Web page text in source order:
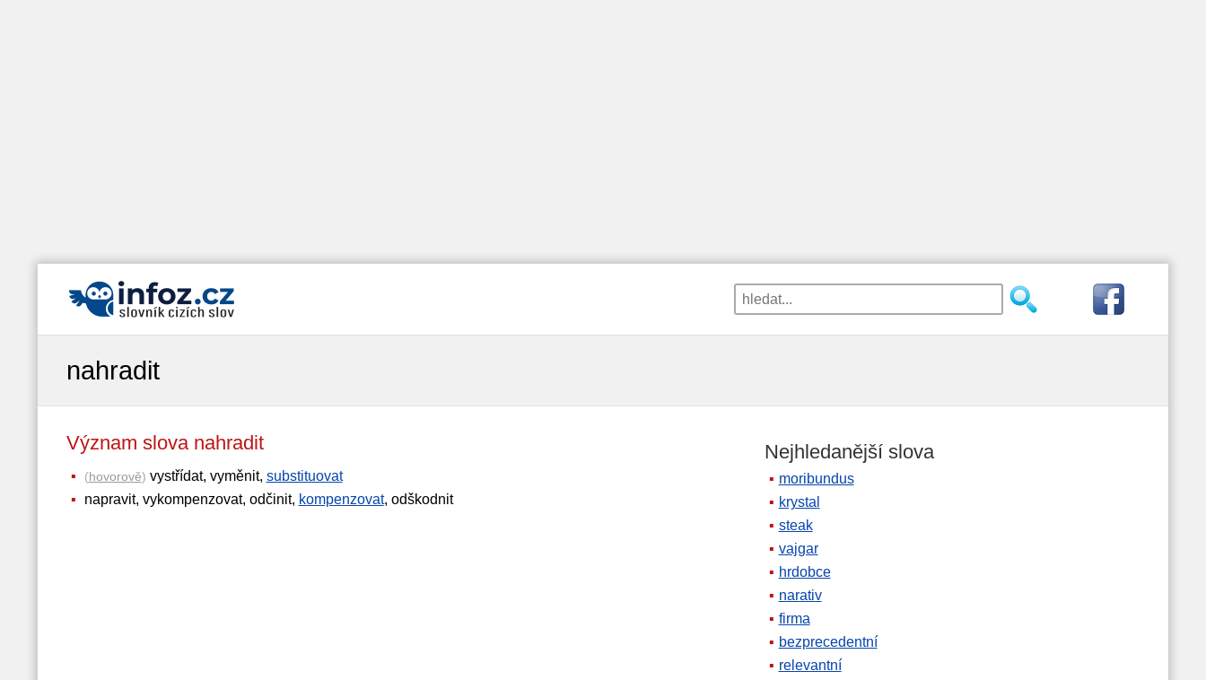
nahradit
Význam slova nahradit
(hovorově) vystřídat, vyměnit, substituovat
napravit, vykompenzovat, odčinit, kompenzovat, odškodnit
Nejhledanější slova
moribundus
krystal
steak
vajgar
hrdobce
narativ
firma
bezprecedentní
relevantní